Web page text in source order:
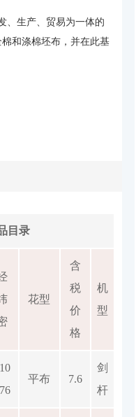
、生产、贸易为一体的
和涤棉坯布，并在此基
目录
花型
含
税
价
格
机
型
平布 7.6
剑
杆